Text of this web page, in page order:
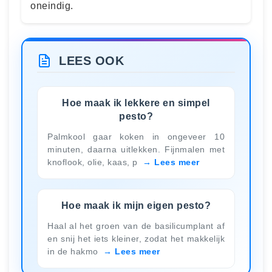
oneindig.
LEES OOK
Hoe maak ik lekkere en simpel
pesto?
Palmkool gaar koken in ongeveer 10
minuten, daarna uitlekken. Fijnmalen met
knoflook, olie, kaas, p
Lees meer
Hoe maak ik mijn eigen pesto?
Haal al het groen van de basilicumplant af
en snij het iets kleiner, zodat het makkelijk
in de hakmo
Lees meer